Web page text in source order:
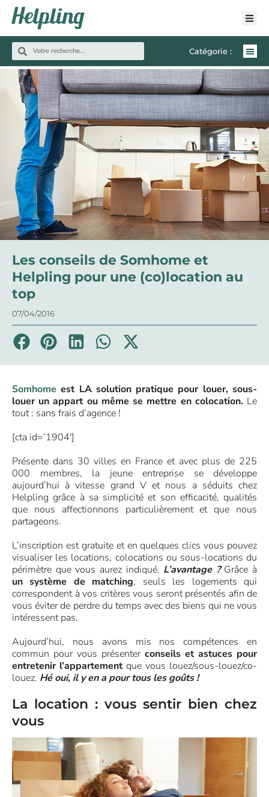
Catégorie :
Les conseils de Somhome et
Helpling pour une (co)location au
top
07/04/2016
Somhomeest LA solution pratique pour louer, sous-
louer un appart ou même se mettre en colocation.Le
tout : sans frais d’agence !
[cta id=’1904′]
Présente dans 30 villes en France et avec plus de 225
000 membres, la jeune entreprise se développe
aujourd’hui à vitesse grand V et nous a séduits chez
Helpling grâce à sa simplicité et son efficacité, qualités
que nous affectionnons particulièrement et que nous
partageons.
L’inscription est gratuite et en quelques clics vous pouvez
visualiser les locations, colocations ou sous-locations du
périmètre que vous aurez indiqué. L’avantage ?Grâce à
un système de matching, seuls les logements qui
correspondent à vos critères vous seront présentés afin de
vous éviter de perdre du temps avec des biens qui ne vous
intéressent pas.
Aujourd’hui, nous avons mis nos compétences en
commun pour vous présenter conseils et astuces pour
entretenir l’appartement que vous louez/sous-louez/co-
louez. Hé oui, il y en a pour tous les goûts !
La location : vous sentir bien chez
vous